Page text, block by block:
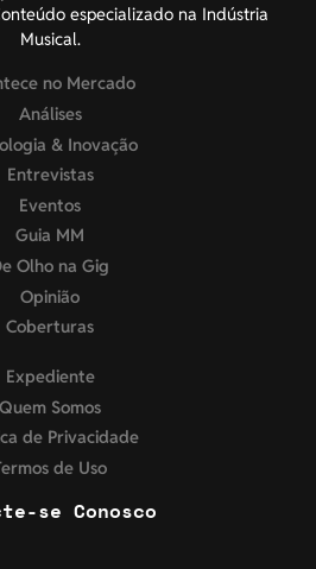
especializado na Indústria
Musical.
no Mercado
Análises
& Inovação
Entrevistas
Eventos
Guia MM
Olho na Gig
Opinião
Coberturas
Expediente
Quem Somos
de Privacidade
de Uso
se Conosco